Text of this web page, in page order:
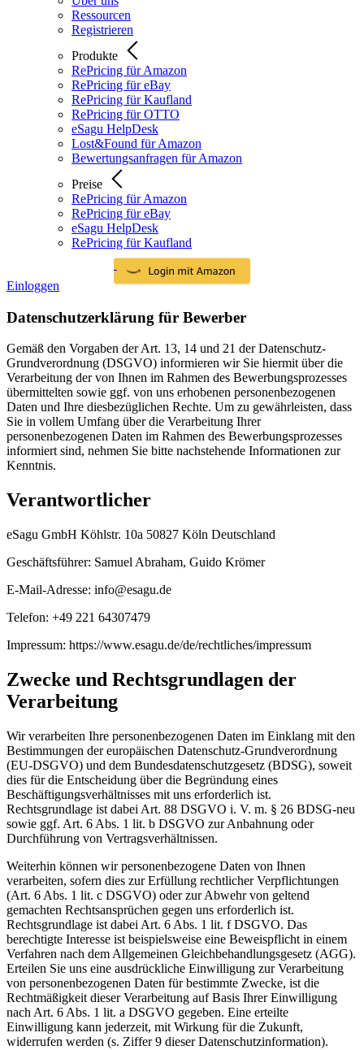
Ressourcen
Registrieren
Produkte
RePricing für Amazon
RePricing für eBay
RePricing für Kaufland
RePricing für OTTO
eSagu HelpDesk
Lost&Found für Amazon
Bewertungsanfragen für Amazon
Preise
RePricing für Amazon
RePricing für eBay
eSagu HelpDesk
RePricing für Kaufland
Einloggen
Datenschutzerklärung für Bewerber
Gemäß den Vorgaben der Art. 13, 14 und 21 der Datenschutz-
Grundverordnung (DSGVO) informieren wir Sie hiermit über die
Verarbeitung der von Ihnen im Rahmen des Bewerbungsprozesses
übermittelten sowie ggf. von uns erhobenen personenbezogenen
Daten und Ihre diesbezüglichen Rechte. Um zu gewährleisten, dass
Sie in vollem Umfang über die Verarbeitung Ihrer
personenbezogenen Daten im Rahmen des Bewerbungsprozesses
informiert sind, nehmen Sie bitte nachstehende Informationen zur
Kenntnis.
Verantwortlicher
eSagu GmbH Köhlstr. 10a 50827 Köln Deutschland
Geschäftsführer: Samuel Abraham, Guido Krömer
E-Mail-Adresse: info@esagu.de
Telefon: +49 221 64307479
Impressum: https://www.esagu.de/de/rechtliches/impressum
Zwecke und Rechtsgrundlagen der
Verarbeitung
Wir verarbeiten Ihre personenbezogenen Daten im Einklang mit den
Bestimmungen der europäischen Datenschutz-Grundverordnung
(EU-DSGVO) und dem Bundesdatenschutzgesetz (BDSG), soweit
dies für die Entscheidung über die Begründung eines
Beschäftigungsverhältnisses mit uns erforderlich ist.
Rechtsgrundlage ist dabei Art. 88 DSGVO i. V. m. § 26 BDSG-neu
sowie ggf. Art. 6 Abs. 1 lit. b DSGVO zur Anbahnung oder
Durchführung von Vertragsverhältnissen.
Weiterhin können wir personenbezogene Daten von Ihnen
verarbeiten, sofern dies zur Erfüllung rechtlicher Verpflichtungen
(Art. 6 Abs. 1 lit. c DSGVO) oder zur Abwehr von geltend
gemachten Rechtsansprüchen gegen uns erforderlich ist.
Rechtsgrundlage ist dabei Art. 6 Abs. 1 lit. f DSGVO. Das
berechtigte Interesse ist beispielsweise eine Beweispflicht in einem
Verfahren nach dem Allgemeinen Gleichbehandlungsgesetz (AGG).
Erteilen Sie uns eine ausdrückliche Einwilligung zur Verarbeitung
von personenbezogenen Daten für bestimmte Zwecke, ist die
Rechtmäßigkeit dieser Verarbeitung auf Basis Ihrer Einwilligung
nach Art. 6 Abs. 1 lit. a DSGVO gegeben. Eine erteilte
Einwilligung kann jederzeit, mit Wirkung für die Zukunft,
widerrufen werden (s. Ziffer 9 dieser Datenschutzinformation).